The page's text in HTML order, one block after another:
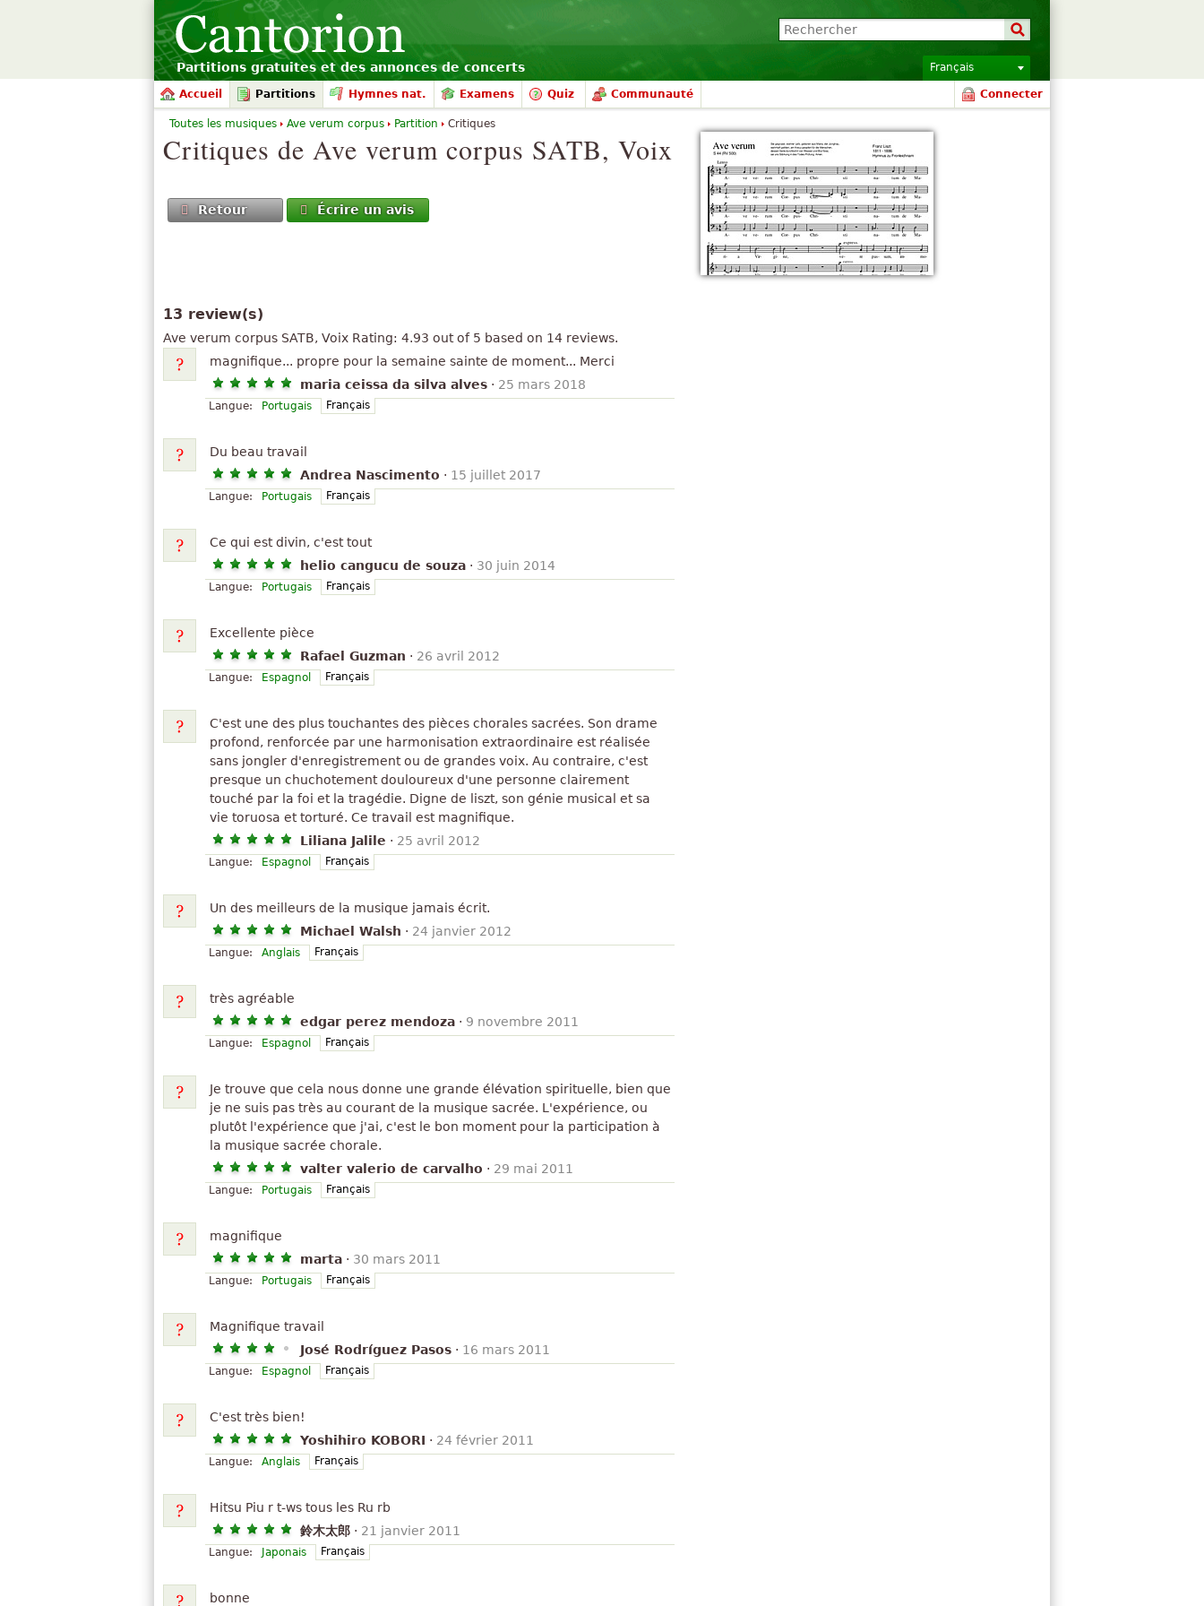
Partitions gratuites et des annonces de concerts Français
Accueil Partitions Hymnes nat. Examens Quiz Communauté Connecter
Critiques de Ave verum corpus SATB, Voix
Retour Écrire un avis
13 review(s)
Ave verum corpus SATB, Voix Rating: 4.93 out of 5 based on 14 reviews.
magnifique... propre pour la semaine sainte de moment... Merci
maria ceissa da silva alves · 25 mars 2018
Langue: Portugais Français
Du beau travail
Andrea Nascimento · 15 juillet 2017
Langue: Portugais Français
Ce qui est divin, c'est tout
helio cangucu de souza · 30 juin 2014
Langue: Portugais Français
Excellente pièce
Rafael Guzman · 26 avril 2012
Langue: Espagnol Français
C'est une des plus touchantes des pièces chorales sacrées. Son drame
profond, renforcée par une harmonisation extraordinaire est réalisée
sans jongler d'enregistrement ou de grandes voix. Au contraire, c'est
presque un chuchotement douloureux d'une personne clairement
touché par la foi et la tragédie. Digne de liszt, son génie musical et sa
vie toruosa et torturé. Ce travail est magnifique.
Liliana Jalile · 25 avril 2012
Langue: Espagnol Français
Un des meilleurs de la musique jamais écrit.
Michael Walsh · 24 janvier 2012
Langue: Anglais Français
très agréable
edgar perez mendoza · 9 novembre 2011
Langue: Espagnol Français
Je trouve que cela nous donne une grande élévation spirituelle, bien que
je ne suis pas très au courant de la musique sacrée. L'expérience, ou
plutôt l'expérience que j'ai, c'est le bon moment pour la participation à
la musique sacrée chorale.
valter valerio de carvalho · 29 mai 2011
Langue: Portugais Français
magnifique
marta · 30 mars 2011
Langue: Portugais Français
Magnifique travail
José Rodríguez Pasos · 16 mars 2011
Langue: Espagnol Français
C'est très bien!
Yoshihiro KOBORI · 24 février 2011
Langue: Anglais Français
Hitsu Piu r t-ws tous les Ru rb
鈴木太郎 · 21 janvier 2011
Langue: Japonais Français
bonne
Toutes les musiques Ave verum corpus Partition Critiques